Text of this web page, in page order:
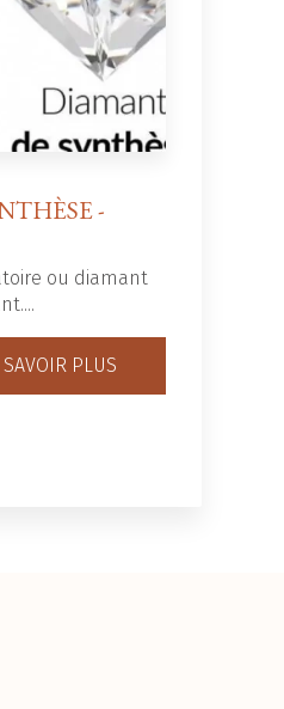
-
ou diamant
SAVOIR PLUS